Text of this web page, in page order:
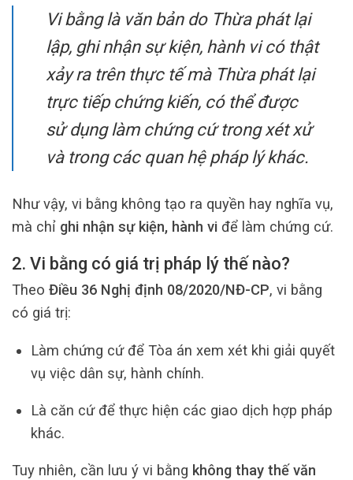
Vi bằng là văn bản do Thừa phát lại
lập, ghi nhận sự kiện, hành vi có thật
xảy ra trên thực tế mà Thừa phát lại
trực tiếp chứng kiến, có thể được
sử dụng làm chứng cứ trong xét xử
và trong các quan hệ pháp lý khác.
Như vậy, vi bằng không tạo ra quyền hay nghĩa vụ,
mà chỉ ghi nhận sự kiện, hành vi để làm chứng cứ.
2. Vi bằng có giá trị pháp lý thế nào?
Theo Điều 36 Nghị định 08/2020/NĐ-CP, vi bằng
có giá trị:
Làm chứng cứ để Tòa án xem xét khi giải quyết
vụ việc dân sự, hành chính.
Là căn cứ để thực hiện các giao dịch hợp pháp
khác.
Tuy nhiên, cần lưu ý vi bằng không thay thế văn